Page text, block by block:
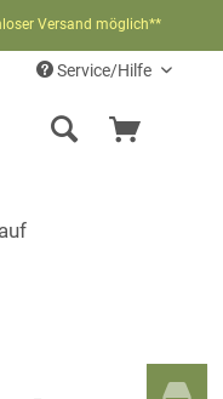
Versand möglich**
Service/Hilfe